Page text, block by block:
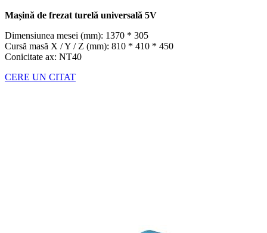
Mașină de frezat turelă universală 5V
Dimensiunea mesei (mm): 1370 * 305
Cursă masă X / Y / Z (mm): 810 * 410 * 450
Conicitate ax: NT40
CERE UN CITAT